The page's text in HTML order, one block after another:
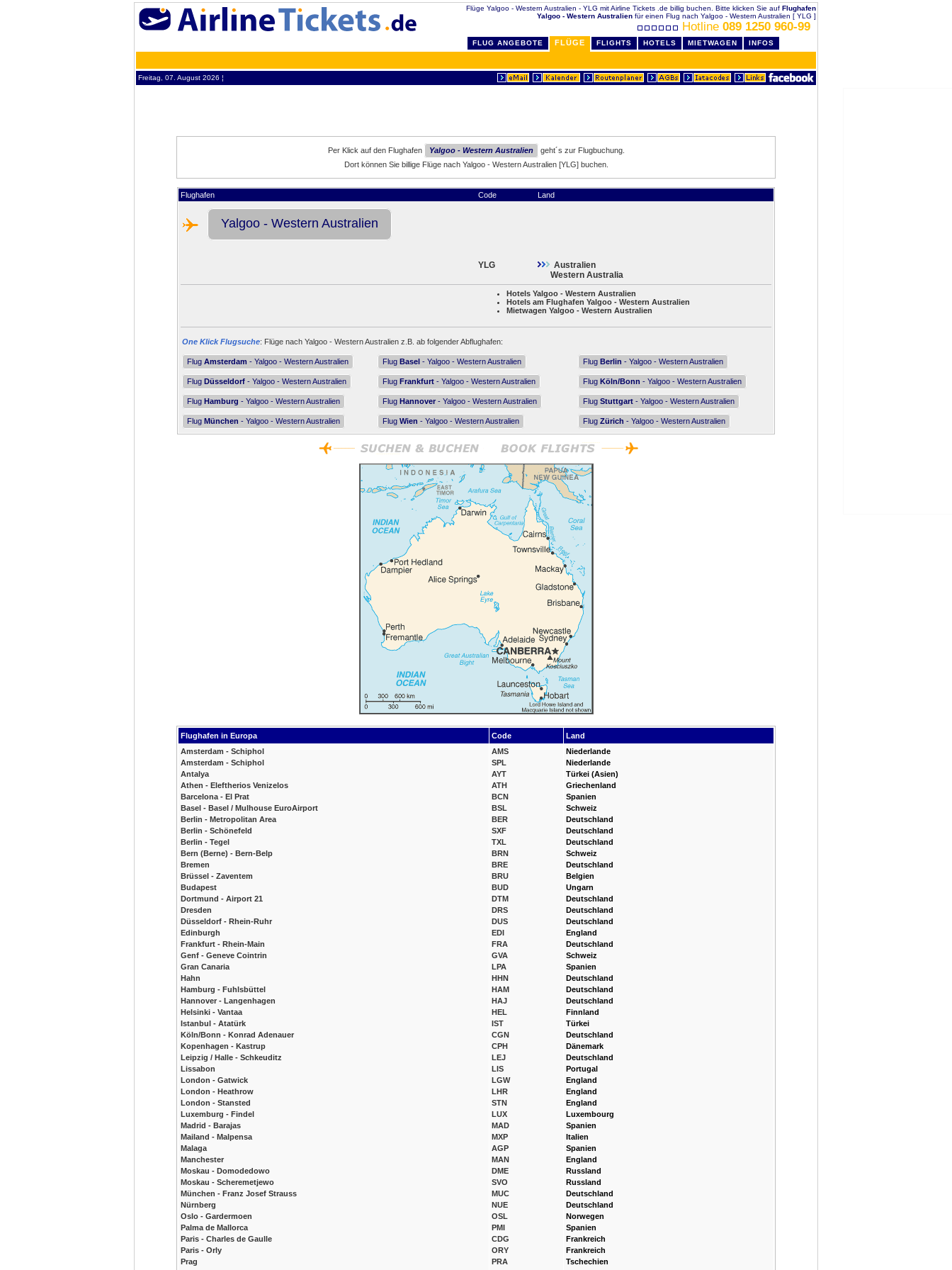
Flüge Yalgoo - Western Australien - YLG mit Airline Tickets .de billig buchen. Bitte klicken Sie auf Flughafen
Yalgoo - Western Australien für einen Flug nach Yalgoo - Western Australien [ YLG ]
Hotline 089 1250 960-99
FLUG ANGEBOTE FLÜGE FLIGHTS HOTELS MIETWAGEN INFOS
Freitag, 07. August 2026 ¦
Per Klick auf den Flughafen Yalgoo - Western Australien
geht´s zur Flugbuchung.
Dort können Sie billige Flüge nach Yalgoo - Western Australien [YLG] buchen.
Flughafen Code Land
Yalgoo - Western Australien
YLG
Australien
Western Australia
Hotels Yalgoo - Western Australien
Hotels am Flughafen Yalgoo - Western Australien
Mietwagen Yalgoo - Western Australien
One Klick Flugsuche: Flüge nach Yalgoo - Western Australien z.B. ab folgender Abflughafen:
Flug Amsterdam - Yalgoo - Western Australien Flug Basel - Yalgoo - Western Australien Flug Berlin - Yalgoo - Western Australien
Flug Düsseldorf - Yalgoo - Western Australien Flug Frankfurt - Yalgoo - Western Australien Flug Köln/Bonn - Yalgoo - Western Australien
Flug Hamburg - Yalgoo - Western Australien Flug Hannover - Yalgoo - Western Australien Flug Stuttgart - Yalgoo - Western Australien
Flug München - Yalgoo - Western Australien Flug Wien - Yalgoo - Western Australien Flug Zürich - Yalgoo - Western Australien
Flughafen in Europa Code
Land
Amsterdam - Schiphol
Amsterdam - Schiphol
Antalya
Athen - Eleftherios Venizelos
Barcelona - El Prat
Basel - Basel / Mulhouse EuroAirport
Berlin - Metropolitan Area
Berlin - Schönefeld
Berlin - Tegel
Bern (Berne) - Bern-Belp
Bremen
Brüssel - Zaventem
Budapest
Dortmund - Airport 21
Dresden
Düsseldorf - Rhein-Ruhr
Edinburgh
Frankfurt - Rhein-Main
Genf - Geneve Cointrin
Gran Canaria
Hahn
Hamburg - Fuhlsbüttel
Hannover - Langenhagen
Helsinki - Vantaa
Istanbul - Atatürk
Köln/Bonn - Konrad Adenauer
Kopenhagen - Kastrup
Leipzig / Halle - Schkeuditz
Lissabon
London - Gatwick
London - Heathrow
London - Stansted
Luxemburg - Findel
Madrid - Barajas
Mailand - Malpensa
Malaga
Manchester
Moskau - Domodedowo
Moskau - Scheremetjewo
München - Franz Josef Strauss
Nürnberg
Oslo - Gardermoen
Palma de Mallorca
Paris - Charles de Gaulle
Paris - Orly
Prag
AMS
SPL
AYT
ATH
BCN
BSL
BER
SXF
TXL
BRN
BRE
BRU
BUD
DTM
DRS
DUS
EDI
FRA
GVA
LPA
HHN
HAM
HAJ
HEL
IST
CGN
CPH
LEJ
LIS
LGW
LHR
STN
LUX
MAD
MXP
AGP
MAN
DME
SVO
MUC
NUE
OSL
PMI
CDG
ORY
PRA
Niederlande
Niederlande
Türkei (Asien)
Griechenland
Spanien
Schweiz
Deutschland
Deutschland
Deutschland
Schweiz
Deutschland
Belgien
Ungarn
Deutschland
Deutschland
Deutschland
England
Deutschland
Schweiz
Spanien
Deutschland
Deutschland
Deutschland
Finnland
Türkei
Deutschland
Dänemark
Deutschland
Portugal
England
England
England
Luxembourg
Spanien
Italien
Spanien
England
Russland
Russland
Deutschland
Deutschland
Norwegen
Spanien
Frankreich
Frankreich
Tschechien